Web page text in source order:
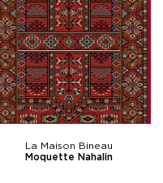
La Maison Bineau
Moquette Nahalin